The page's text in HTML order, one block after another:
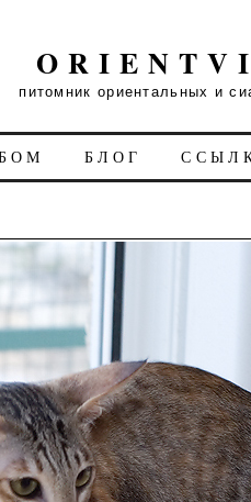
питомник ориентальных и
БЛОГ